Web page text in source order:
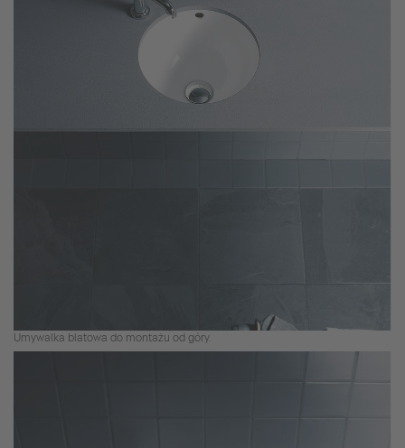
Umywalka blatowa do montażu od góry.